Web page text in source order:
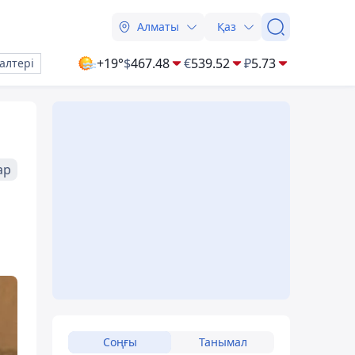
Алматы Қаз
+19°$467.48 €539.52 ₽5.73
Соңғы Танымал